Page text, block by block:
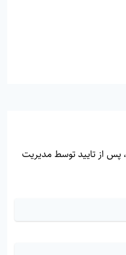
پس از تایید توسط مدیریت